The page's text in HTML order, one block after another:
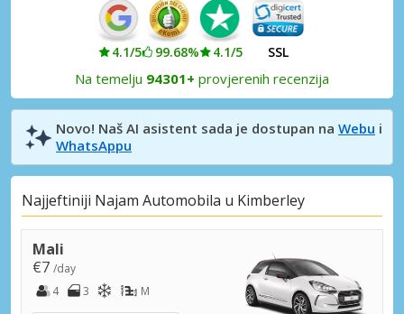
4.1/5 99.68% 4.1/5 SSL
Na temelju 94301+ provjerenih recenzija
Novo! Naš AI asistent sada je dostupan na Webu i
WhatsAppu
Najjeftiniji Najam Automobila u Kimberley
Mali
€7 /day
4
3 M